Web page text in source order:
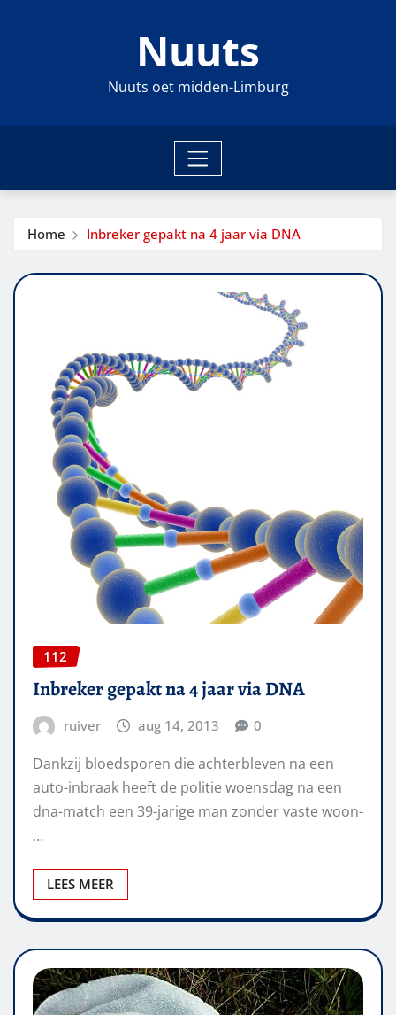
Nuuts
Nuuts oet midden-Limburg
Home Inbreker gepakt na 4 jaar via DNA
112
Inbreker gepakt na 4 jaar via DNA
ruiver aug 14, 2013 0
Dankzij bloedsporen die achterbleven na een
auto-inbraak heeft de politie woensdag na een
dna-match een 39-jarige man zonder vaste woon-
…
LEES MEER